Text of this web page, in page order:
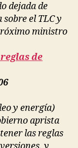
dejada de
el TLC y
ministro
de
y energía)
aprista
las reglas